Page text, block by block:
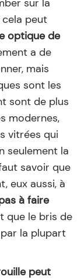
sur la
peut
optique de
a de
mais
sont les
sont de plus
modernes,
vitrées qui
seulement la
savoir que
eux aussi, à
à faire
que le bris de
la plupart
peut